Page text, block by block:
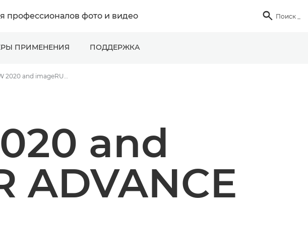
профессионалов фото и видео  Поиск
ПРИМЕНЕНИЯ ПОДДЕРЖКА
uniFLOW 2020 and imageRUNNER ADVANCE DX launch
and
ADVANCE